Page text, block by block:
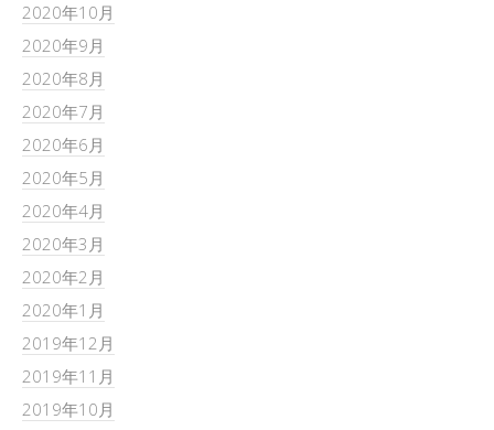
2020年10月
2020年9月
2020年8月
2020年7月
2020年6月
2020年5月
2020年4月
2020年3月
2020年2月
2020年1月
2019年12月
2019年11月
2019年10月